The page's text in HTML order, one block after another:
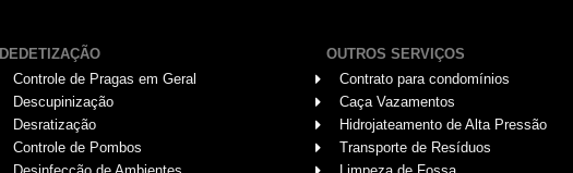
DEDETIZAÇÃO
Controle de Pragas em Geral
Descupinização
Desratização
Controle de Pombos
OUTROS SERVIÇOS
Contrato para condomínios
Caça Vazamentos
Hidrojateamento de Alta Pressão
Transporte de Resíduos